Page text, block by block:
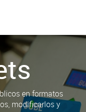
en formatos
modificarlos y